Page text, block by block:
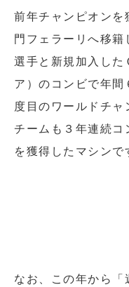
前年チャンピオンを
門フェラーリへ移
選手と新規加入した
ア）のコンビで年間
度目のワールドチ
チームも３年連続コ
を獲得したマシンで
なお、この年から「